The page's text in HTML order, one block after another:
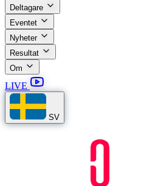
Deltagare
Eventet
Nyheter
Resultat
Om
LIVE
SV